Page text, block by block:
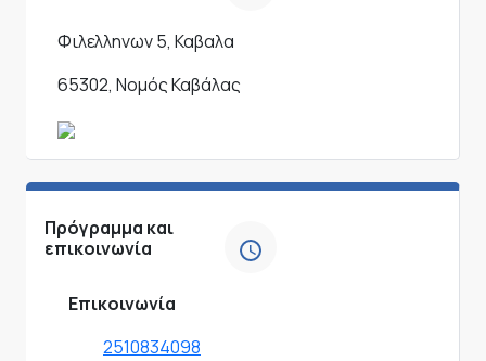
Φιλελληνων 5, Καβαλα
65302, Νομός Καβάλας
Πρόγραμμα και
επικοινωνία
Επικοινωνία
2510834098